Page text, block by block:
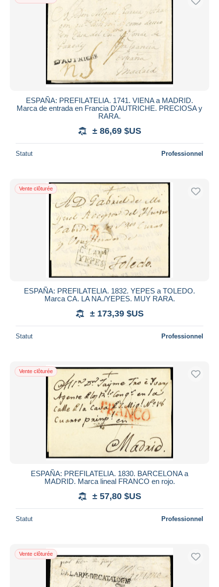
ESPAÑA: PREFILATELIA. 1741. VIENA a MADRID.
Marca de entrada en Francia D'AUTRICHE. PRECIOSA y
RARA.
± 86,69 $US
Statut Professionnel
Vente clôturée
ESPAÑA: PREFILATELIA. 1832. YEPES a TOLEDO.
Marca CA. LA NA./YEPES. MUY RARA.
± 173,39 $US
Statut Professionnel
Vente clôturée
ESPAÑA: PREFILATELIA. 1830. BARCELONA a
MADRID. Marca lineal FRANCO en rojo.
± 57,80 $US
Statut Professionnel
Vente clôturée